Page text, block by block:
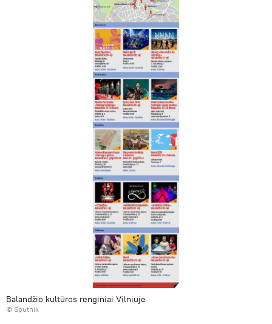
Balandžio kultūros renginiai Vilniuje
© Sputnik